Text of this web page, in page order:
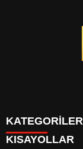
KATEGORİLER
KISAYOLLAR